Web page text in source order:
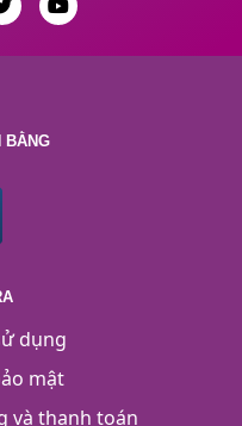
BẰNG
dụng
mật
và thanh toán